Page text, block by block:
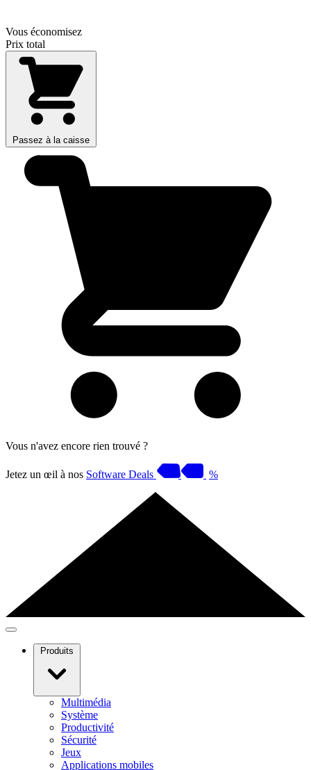
Vous économisez
Prix total
Passez à la caisse
Vous n'avez encore rien trouvé ?
Jetez un œil à nos Software Deals %
Produits
Multimédia
Système
Productivité
Sécurité
Jeux
Applications mobiles